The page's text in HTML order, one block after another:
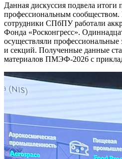
Данная дискуссия подвела итоги
профессиональным сообществом.
сотрудники СПбПУ работали
Фонда «Росконгресс».
осуществляли профессиональные
и секций. Полученные данные
материалов ПМЭФ-2026 с